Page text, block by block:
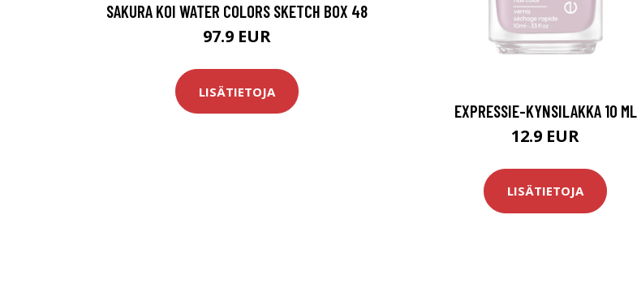
SAKURA KOI WATER COLORS SKETCH BOX 48
97.9 EUR
LISÄTIETOJA
EXPRESSIE-KYNSILAKKA 10 ML
12.9 EUR
LISÄTIETOJA